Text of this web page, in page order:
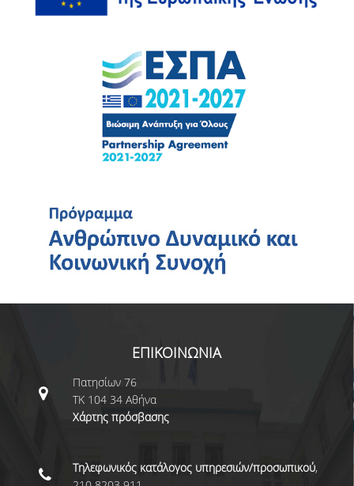
ΕΠΙΚΟΙΝΩΝΙΑ
Πατησίων 76
ΤΚ 104 34 Αθήνα
Χάρτης πρόσβασης
Τηλεφωνικός κατάλογος υπηρεσιών/προσωπικού,